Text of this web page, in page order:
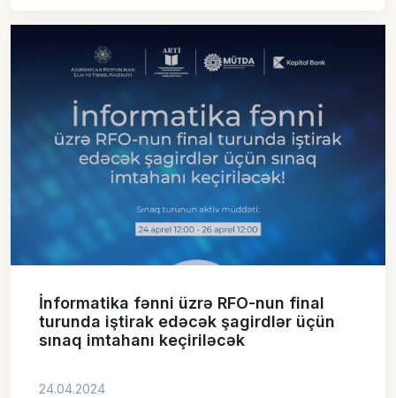
İnformatika fənni üzrə RFO-nun final
turunda iştirak edəcək şagirdlər üçün
sınaq imtahanı keçiriləcək
24.04.2024